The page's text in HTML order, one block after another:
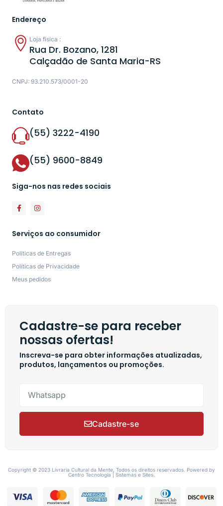
Endereço
Loja física :
Rua Dr. Bozano, 1281
Calçadão de Santa Maria-RS
CNPJ: 93.210.573/0001-20
Contato
(55) 3222-4190
(55) 9600-8849
Siga-nos nas redes sociais
Serviços ao consumidor
Políticas de Entregas
Políticas de Privacidade
Meus pedidos
Cadastre-se para receber
nossas ofertas!
Inscreva-se para obter informações atualizadas,
produtos, lançamentos ou promoções.
Cadastre-se
Copyright © 2023 Livraria Cultural da Mente, Todos os direitos reservados. Powered by
Centro Tecnologia | Sistemas e Sites.